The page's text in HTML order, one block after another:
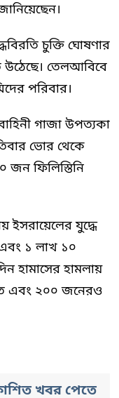
চুক্তি ঘোষণার
উঠেছে। তেলআবিবে
পরিবার।
গাজা উপত্যকা
ভোর থেকে
জন ফিলিস্তিনি
ইসরায়েলের যুদ্ধে
১ লাখ ১০
হামাসের হামলায়
এবং ২০০ জনেরও
খবর পেতে